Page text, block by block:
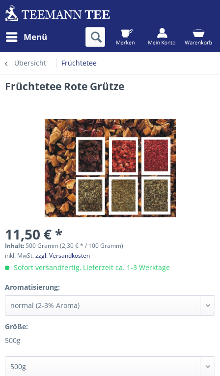
Menü
Übersicht Früchtetee
Früchtetee Rote Grütze
11,50 € *
Inhalt: 500 Gramm (2,30 € * / 100 Gramm)
inkl. MwSt.zzgl. Versandkosten
Sofort versandfertig, Lieferzeit ca. 1-3 Werktage
Aromatisierung:
Größe:
500g